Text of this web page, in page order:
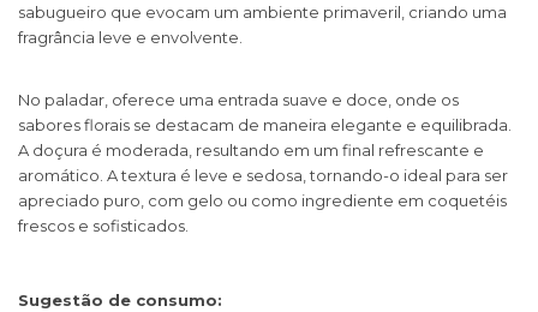
sabugueiro que evocam um ambiente primaveril, criando uma
fragrância leve e envolvente.
No paladar, oferece uma entrada suave e doce, onde os
sabores florais se destacam de maneira elegante e equilibrada.
A doçura é moderada, resultando em um final refrescante e
aromático. A textura é leve e sedosa, tornando-o ideal para ser
apreciado puro, com gelo ou como ingrediente em coquetéis
frescos e sofisticados.
Sugestão de consumo: